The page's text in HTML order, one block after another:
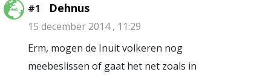
#1 Dehnus
15 december 2014 , 11:29
Erm, mogen de Inuit volkeren nog
meebeslissen of gaat het net zoals in